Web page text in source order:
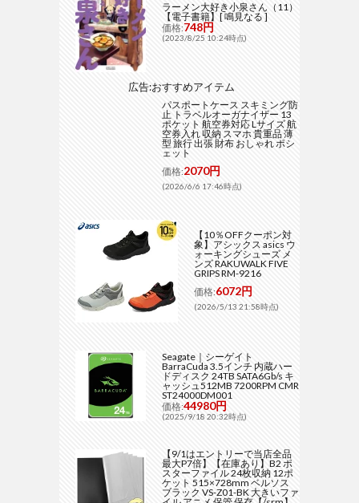
ラーメン大好き小泉さん（11）
【電子書籍】[ 鳴見なる ]
価格:748円
(2023/8/25 10:24時点)
広告:おすすめアイテム
パスポートケース スキミング防
止 トラベルオーガナイザー 13
ポケット 航空券対応 Lサイズ 航
空券入れ 収納 スマホ 貴重品 薄
型 旅行 出張 財布 おしゃれ ポシ
ェット
価格:2070円
(2026/6/6 17:46時点)
【10％OFFクーポン対
象】アシックス asics ウ
ォーキングシューズ メ
ンズ RAKUWALK FIVE
GRIPS RM-9216
価格:6072円
(2026/5/13 21:58時点)
Seagate｜シーゲイト
BarraCuda 3.5インチ 内蔵ハー
ドディスク 24TB SATA6Gb/s キ
ャッシュ512MB 7200RPM CMR
ST24000DM001
価格:44980円
(2025/9/18 20:32時点)
【9/1はエントリーで当店全品
最大P7倍】【在庫あり】B2 ポ
スターファイル 24枚収納 12ポ
ケット 515×728mm ベルソス
ブラック VS-Z01-BK 大きいファ